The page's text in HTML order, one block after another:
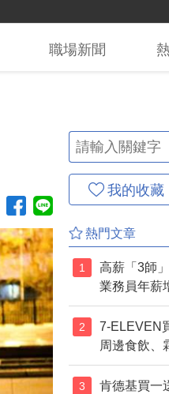
職場新聞
我的收藏
熱門文章
1
高薪「3師
業務員年薪
2
7-ELEVEN
周邊食飲、
3
肯德基買一